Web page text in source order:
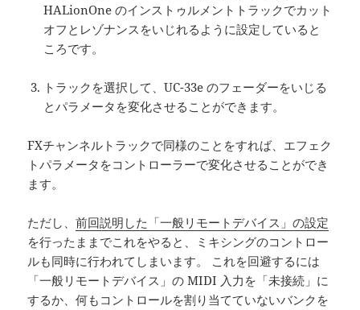
HALionOne のインストゥルメントトラックでカット
オフとレゾナンスをいじれるように設定していると
ころです。
トラックを選択して、UC-33e のフェーダーをいじる
とパラメータを変化させることができます。
FXチャンネルトラックで同様のことをすれば、エフェク
トパラメータをコントローラーで変化させることができ
ます。
ただし、前回説明した「一般リモートデバイス」の設定
を行ったままでこれをやると、ミキシングのコントロー
ルも同時に行われてしまいます。 これを回避するには
「一般リモートデバイス」の MIDI 入力を「未接続」に
するか、何もコントロールを割り当てていないバンクを